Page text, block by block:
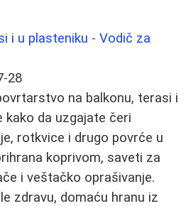
i u plasteniku - Vodič za
28
na balkonu, terasi i
kako da uzgajate čeri
rotkvice i drugo povrće u
koprivom, saveti za
i veštačko oprašivanje.
zdravu, domaću hranu iz